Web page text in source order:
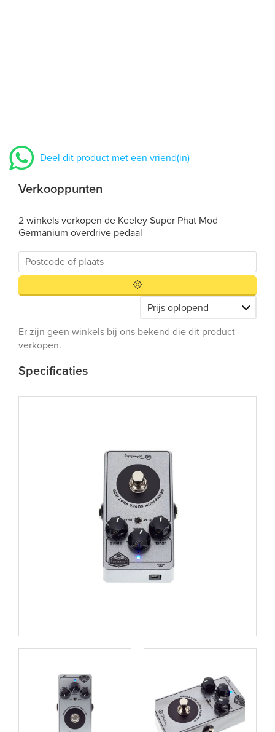
Deel dit product met een vriend(in)
Verkooppunten
2 winkels verkopen de Keeley Super Phat Mod
Germanium overdrive pedaal
Er zijn geen winkels bij ons bekend die dit product
verkopen.
Specificaties